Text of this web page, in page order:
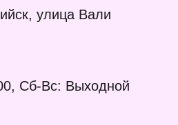
улица Вали
Сб-Вс: Выходной